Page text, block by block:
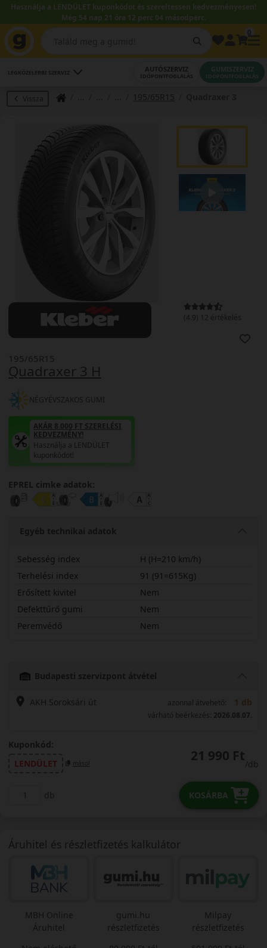
Használja a LENDÜLET kuponkódot és szereltessen kedvezményesen!
Még 54 nap 21 óra 12 perc 03 másodperc.
LEGKÖZELEBBI SZERVIZ AUTÓSZERVIZ
IDŐPONTFOGLALÁS
GUMISZERVIZ
IDŐPONTFOGLALÁS
Vissza 195/65R15
(4.9) 12 értékelés
Quadraxer 3 H
195/65R15
NÉGYÉVSZAKOS GUMI
AKÁR 8.000 FT SZERELÉSI
KEDVEZMÉNY!
Használja a LENDÜLET
kuponkódot!
EPREL cimke adatok:
Egyéb technikai adatok
Sebesség index
H (H=210 km/h)
Terhelési index
91 (91=615Kg)
Erősített kivitel
Nem
Defekttűrő gumi
Nem
Peremvédő
Nem
Budapesti szervizpont átvétel
AKH Soroksári út azonnal átvehető: 1 db
várható beérkezés: 2026.08.07.
Kuponkód:
LENDÜLET
másol 21 990 Ft
/db
db KOSÁRBA
Áruhitel és részletfizetés kalkulátor
MBH Online
Áruhitel
gumi.hu
részletfizetés
Milpay
részletfizetés